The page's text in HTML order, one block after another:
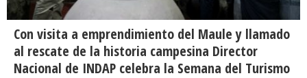
Con visita a emprendimiento del Maule y llamado
al rescate de la historia campesina Director
Nacional de INDAP celebra la Semana del Turismo